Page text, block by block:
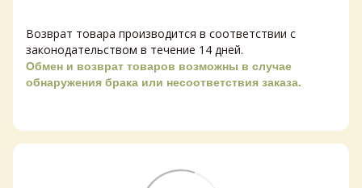
Возврат товара производится в соответствии с
законодательством в течение 14 дней.
Обмен и возврат товаров возможны в случае
обнаружения брака или несоответствия заказа.